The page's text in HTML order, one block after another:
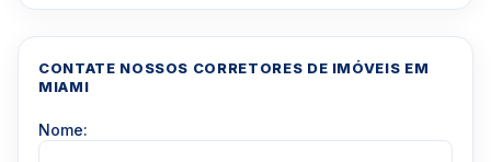
CONTATE NOSSOS CORRETORES DE IMÓVEIS EM
MIAMI
Nome: